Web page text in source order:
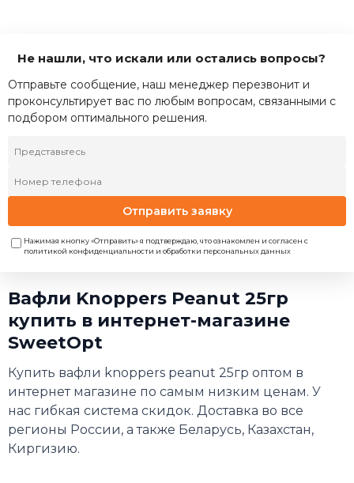
Не нашли, что искали или остались вопросы?
Отправьте сообщение, наш менеджер перезвонит и
проконсультирует вас по любым вопросам, связанными с
подбором оптимального решения.
Отправить заявку
Нажимая кнопку «Отправить» я подтверждаю, что ознакомлен и согласен с
политикой конфиденциальности и обработки персональных данных
Вафли Knoppers Peanut 25гр
купить в интернет-магазине
SweetOpt
Купить вафли knoppers peanut 25гр оптом в
интернет магазине по самым низким ценам. У
нас гибкая система скидок. Доставка во все
регионы России, а также Беларусь, Казахстан,
Киргизию.